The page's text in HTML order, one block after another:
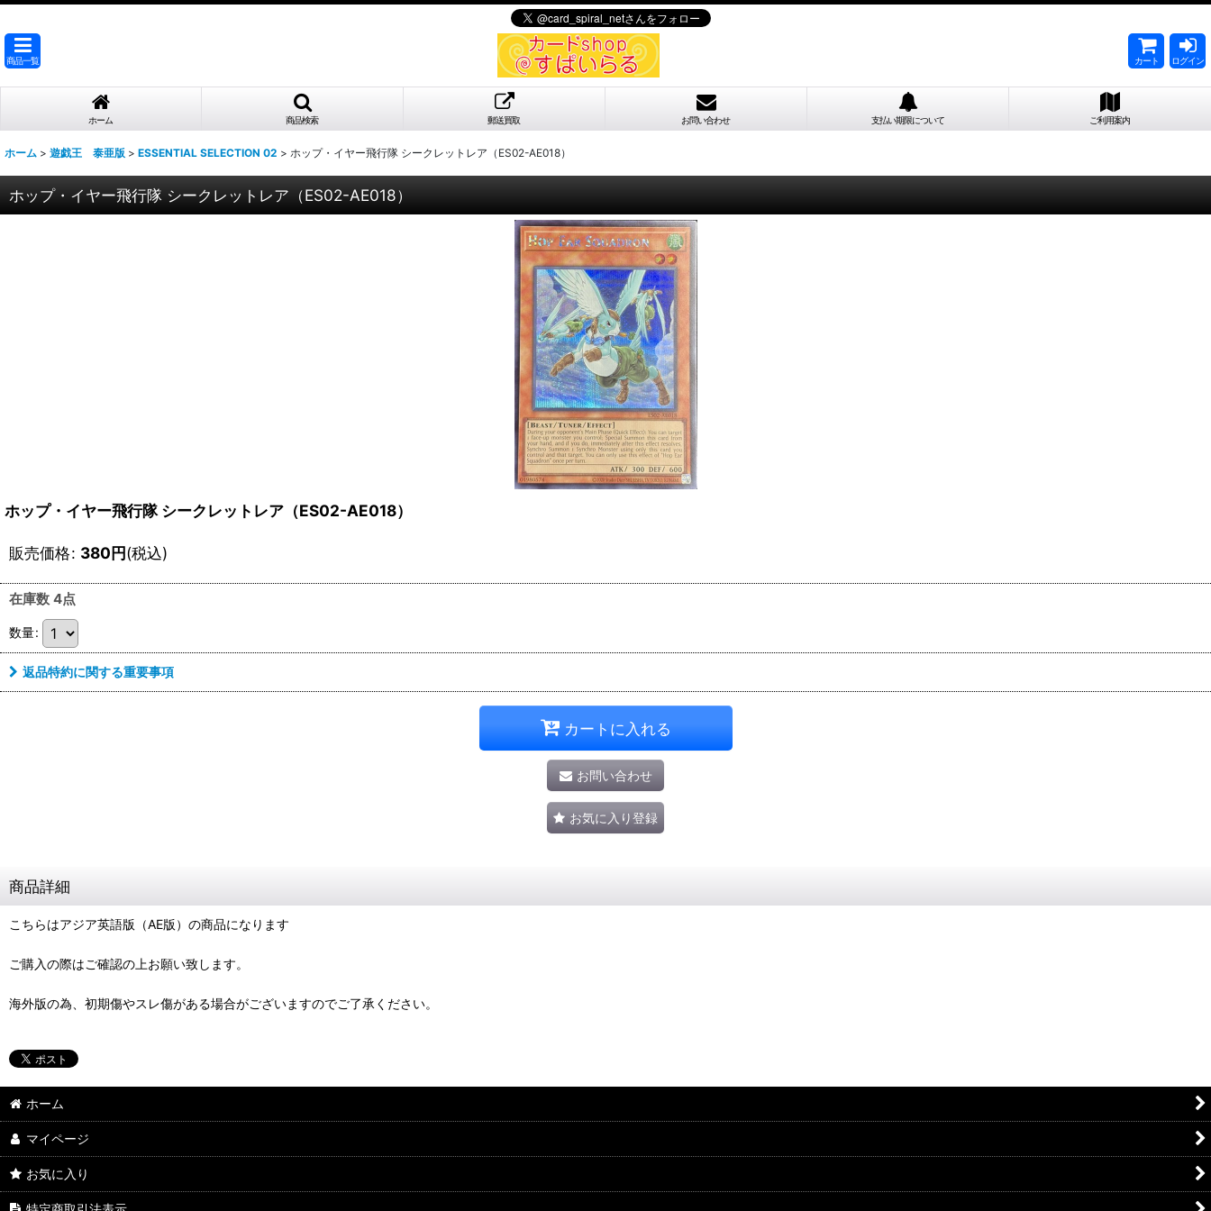
商品一覧 カート ログイン
ホーム 商品検索 郵送買取 お問い合わせ 支払い期限について ご利用案内
ホーム > 遊戯王 泰亜版 > ESSENTIAL SELECTION 02 > ホップ・イヤー飛行隊 シークレットレア（ES02-AE018）
ホップ・イヤー飛行隊 シークレットレア（ES02-AE018）
ホップ・イヤー飛行隊 シークレットレア（ES02-AE018）
販売価格: 380円(税込)
在庫数 4点
数量:
返品特約に関する重要事項
カートに入れる
お問い合わせ
お気に入り登録
商品詳細
こちらはアジア英語版（AE版）の商品になります
ご購入の際はご確認の上お願い致します。
海外版の為、初期傷やスレ傷がある場合がございますのでご了承ください。
ホーム
マイページ
お気に入り